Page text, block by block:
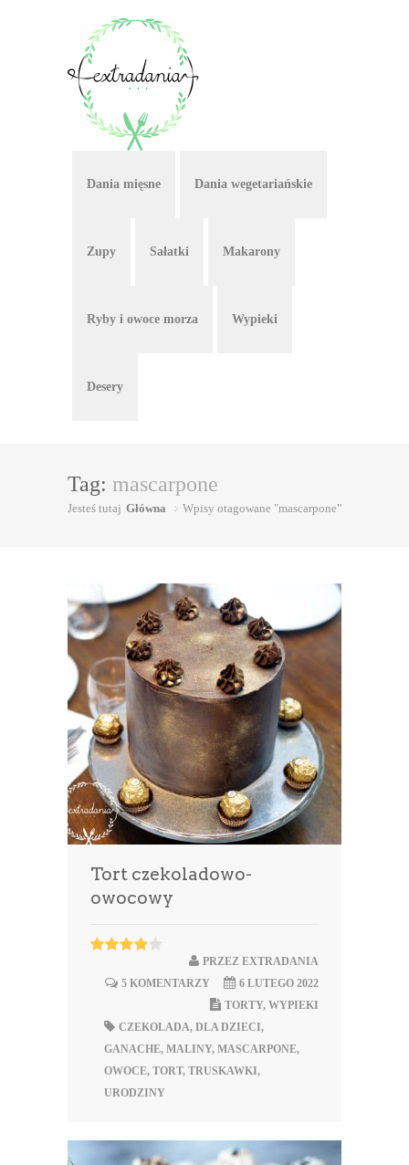
Dania mięsne Dania wegetariańskie
Zupy Sałatki Makarony
Ryby i owoce morza Wypieki
Desery
Tag: mascarpone
Jesteś tutaj Główna Wpisy otagowane "mascarpone"
Tort czekoladowo-
owocowy
PRZEZ EXTRADANIA
6 LUTEGO 2022
5 KOMENTARZY
TORTY, WYPIEKI
CZEKOLADA, DLA DZIECI,
GANACHE, MALINY, MASCARPONE,
OWOCE, TORT, TRUSKAWKI,
URODZINY